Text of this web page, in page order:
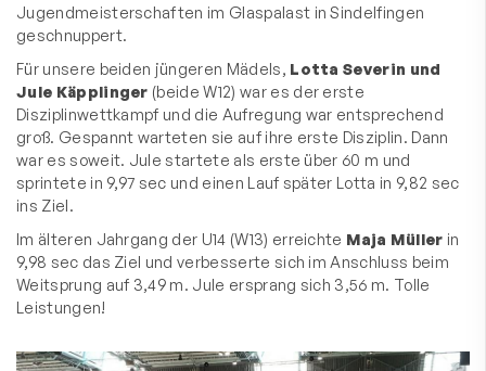
Jugendmeisterschaften im Glaspalast in Sindelfingen
geschnuppert.
Für unsere beiden jüngeren Mädels, Lotta Severin und
Jule Käpplinger (beide W12) war es der erste
Disziplinwettkampf und die Aufregung war entsprechend
groß. Gespannt warteten sie auf ihre erste Disziplin. Dann
war es soweit. Jule startete als erste über 60 m und
sprintete in 9,97 sec und einen Lauf später Lotta in 9,82 sec
ins Ziel.
Im älteren Jahrgang der U14 (W13) erreichte Maja Müller in
9,98 sec das Ziel und verbesserte sich im Anschluss beim
Weitsprung auf 3,49 m. Jule ersprang sich 3,56 m. Tolle
Leistungen!